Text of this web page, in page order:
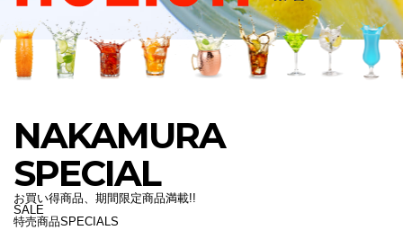
NAKAMURA
SPECIAL
お買い得商品、期間限定商品満載!!
SALE
特売商品SPECIALS